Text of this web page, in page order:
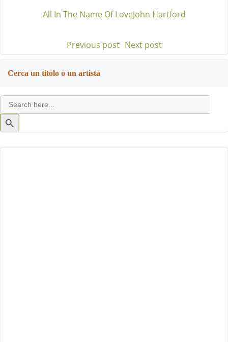
All In The Name Of LoveJohn Hartford
Post
navigation
Previous post Post
Next post
Cerca un titolo o un artista
Search
for:
Search
Button